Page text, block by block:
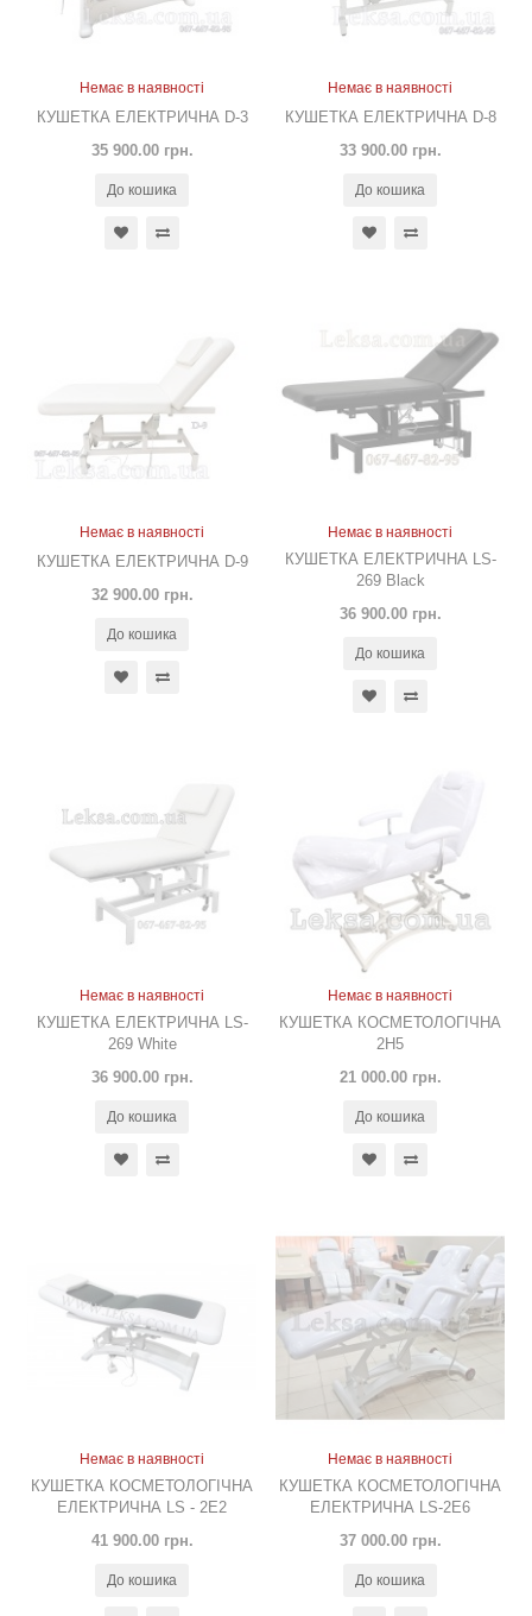
Немає в наявності
КУШЕТКА ЕЛЕКТРИЧНА D-3
35 900.00 грн.
До кошика
Немає в наявності
КУШЕТКА ЕЛЕКТРИЧНА D-8
33 900.00 грн.
До кошика
Немає в наявності
КУШЕТКА ЕЛЕКТРИЧНА D-9
32 900.00 грн.
До кошика
Немає в наявності
КУШЕТКА ЕЛЕКТРИЧНА LS-
269 Black
36 900.00 грн.
До кошика
Немає в наявності
КУШЕТКА ЕЛЕКТРИЧНА LS-
269 White
36 900.00 грн.
До кошика
Немає в наявності
КУШЕТКА КОСМЕТОЛОГІЧНА
2H5
21 000.00 грн.
До кошика
Немає в наявності
КУШЕТКА КОСМЕТОЛОГІЧНА
ЕЛЕКТРИЧНА LS - 2Е2
41 900.00 грн.
До кошика
Немає в наявності
КУШЕТКА КОСМЕТОЛОГІЧНА
ЕЛЕКТРИЧНА LS-2Е6
37 000.00 грн.
До кошика